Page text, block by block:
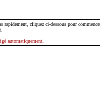
rapidement, cliquez ci-dessous pour
automatiquement.